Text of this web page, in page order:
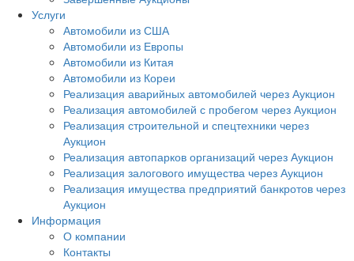
Услуги
Автомобили из США
Автомобили из Европы
Автомобили из Китая
Автомобили из Кореи
Реализация аварийных автомобилей через Аукцион
Реализация автомобилей с пробегом через Аукцион
Реализация строительной и спецтехники через
Аукцион
Реализация автопарков организаций через Аукцион
Реализация залогового имущества через Аукцион
Реализация имущества предприятий банкротов через
Аукцион
Информация
О компании
Контакты